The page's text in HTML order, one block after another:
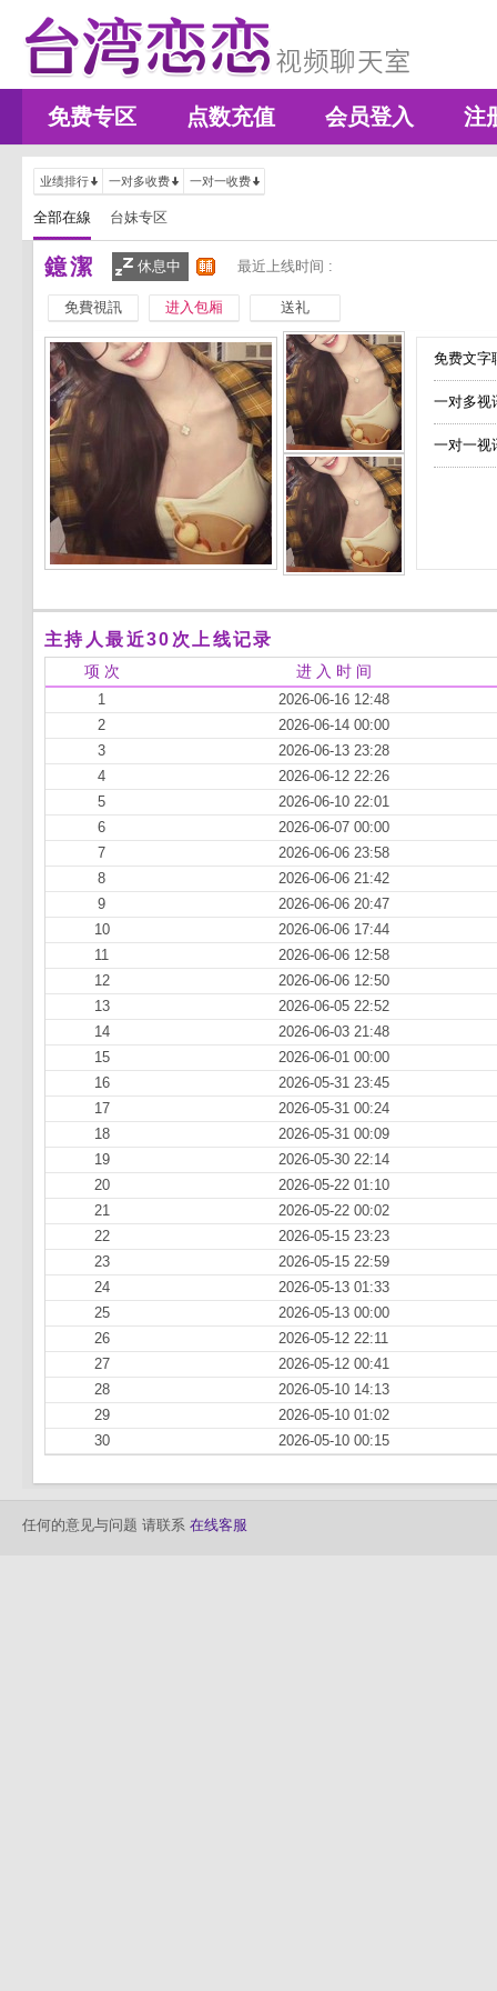
免费专区 点数充值 会员登入 注
业绩排行 一对多收费 一对一收费
全部在線 台妹专区
鐿潔 休息中 最近上线时间 :
免費視訊 进入包厢 送礼
免费文
一对多
一对一
主持人最近30次上线记录
项 次 进 入 时 间
1
2026-06-16 12:48
2
2026-06-14 00:00
3
2026-06-13 23:28
4
2026-06-12 22:26
5
2026-06-10 22:01
6
2026-06-07 00:00
7
2026-06-06 23:58
8
2026-06-06 21:42
9
2026-06-06 20:47
10
2026-06-06 17:44
11
2026-06-06 12:58
12
2026-06-06 12:50
13
2026-06-05 22:52
14
2026-06-03 21:48
15
2026-06-01 00:00
16
2026-05-31 23:45
17
2026-05-31 00:24
18
2026-05-31 00:09
19
2026-05-30 22:14
20
2026-05-22 01:10
21
2026-05-22 00:02
22
2026-05-15 23:23
23
2026-05-15 22:59
24
2026-05-13 01:33
25
2026-05-13 00:00
26
2026-05-12 22:11
27
2026-05-12 00:41
28
2026-05-10 14:13
29
2026-05-10 01:02
30
2026-05-10 00:15
任何的意见与问题 请联系 在线客服